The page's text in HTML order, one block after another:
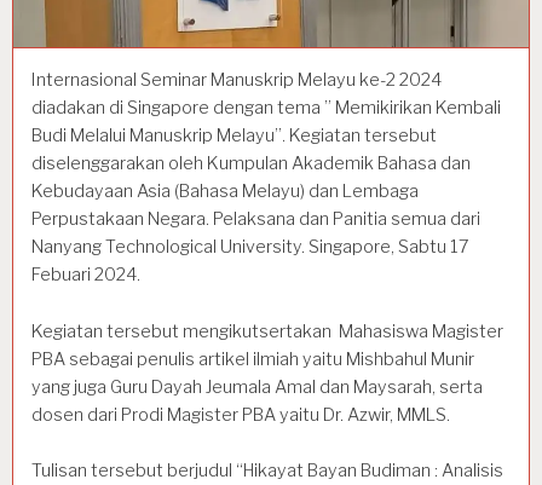
Internasional Seminar Manuskrip Melayu ke-2 2024
diadakan di Singapore dengan tema ” Memikirikan Kembali
Budi Melalui Manuskrip Melayu”. Kegiatan tersebut
diselenggarakan oleh Kumpulan Akademik Bahasa dan
Kebudayaan Asia (Bahasa Melayu) dan Lembaga
Perpustakaan Negara. Pelaksana dan Panitia semua dari
Nanyang Technological University. Singapore, Sabtu 17
Febuari 2024.
Kegiatan tersebut mengikutsertakan Mahasiswa Magister
PBA sebagai penulis artikel ilmiah yaitu Mishbahul Munir
yang juga Guru Dayah Jeumala Amal dan Maysarah, serta
dosen dari Prodi Magister PBA yaitu Dr. Azwir, MMLS.
Tulisan tersebut berjudul “Hikayat Bayan Budiman : Analisis